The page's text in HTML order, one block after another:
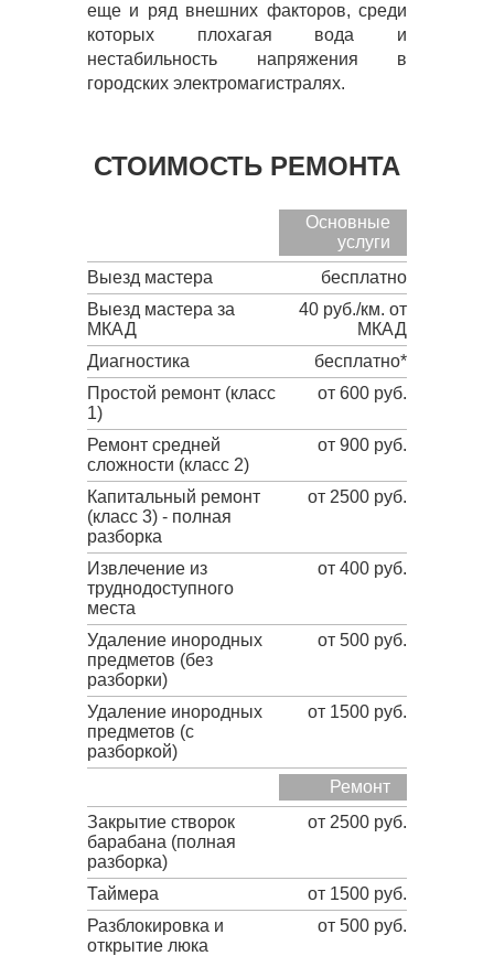
еще и ряд внешних факторов, среди
которых плохагая вода и
нестабильность напряжения в
городских электромагистралях.
СТОИМОСТЬ РЕМОНТА
Основные
услуги
Выезд мастера
бесплатно
Выезд мастера за
МКАД
40 руб./км. от
МКАД
Диагностика
бесплатно*
Простой ремонт (класс
1)
от 600 руб.
Ремонт средней
сложности (класс 2)
от 900 руб.
Капитальный ремонт
(класс 3) - полная
разборка
от 2500 руб.
Извлечение из
труднодоступного
места
от 400 руб.
Удаление инородных
предметов (без
разборки)
от 500 руб.
Удаление инородных
предметов (с
разборкой)
от 1500 руб.
Ремонт
Закрытие створок
барабана (полная
разборка)
от 2500 руб.
Таймера
от 1500 руб.
Разблокировка и
открытие люка
от 500 руб.